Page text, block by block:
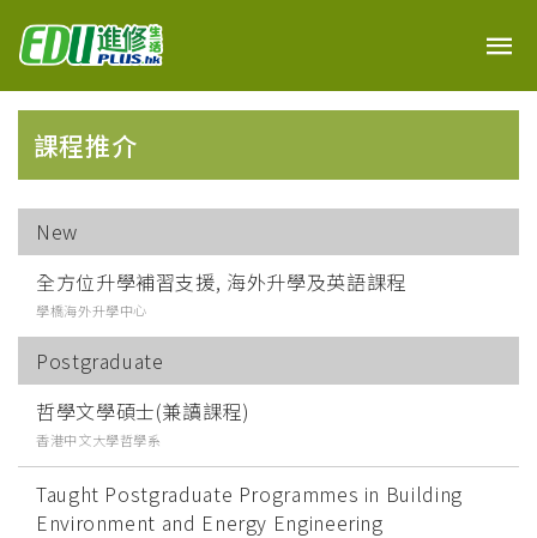
課程推介
New
全方位升學補習支援, 海外升學及英語課程
學橋海外升學中心
Postgraduate
哲學文學碩士(兼讀課程)
香港中文大學哲學系
Taught Postgraduate Programmes in Building
Environment and Energy Engineering